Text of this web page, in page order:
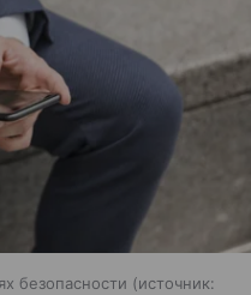
безопасности
источник: